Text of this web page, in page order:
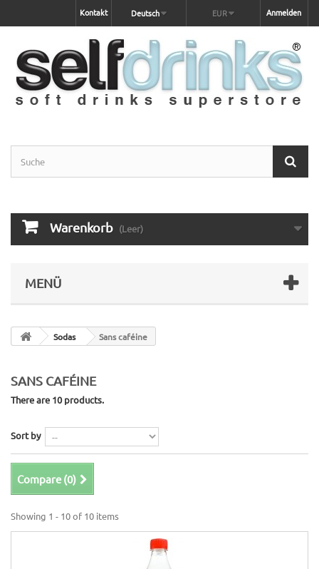
Anmelden
EUR
Deutsch
Kontakt
Warenkorb (Leer)
MENÜ
Sodas Sans caféine
SANS CAFÉINE
There are 10 products.
Sort by
Compare (0)
Showing 1 - 10 of 10 items